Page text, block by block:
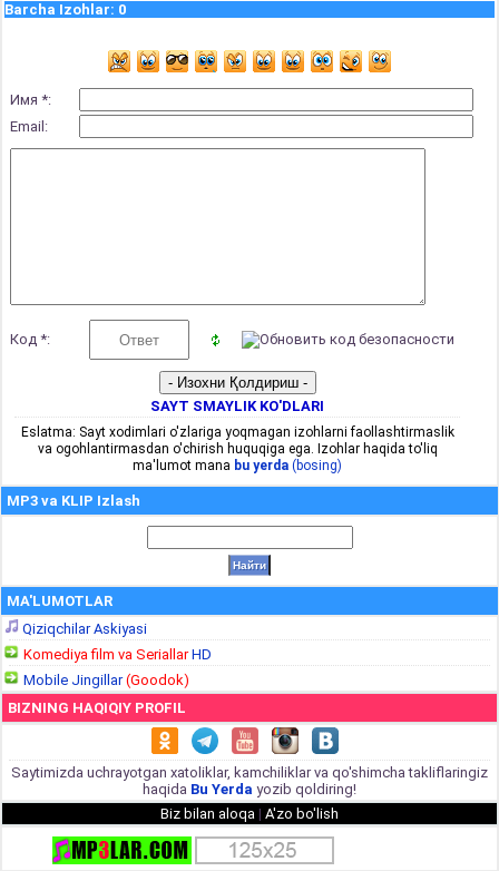
Barcha Izohlar: 0
Имя *:
Email:
Код *:
SAYT SMAYLIK KO'DLARI
Eslatma: Sayt xodimlari o'zlariga yoqmagan izohlarni faollashtirmaslik
va ogohlantirmasdan o'chirish huquqiga ega. Izohlar haqida to'liq
ma'lumot mana bu yerda (bosing)
MP3 va KLIP Izlash
MA'LUMOTLAR
Qiziqchilar Askiyasi
Komediya film va SeriallarHD
Mobile Jingillar(Goodok)
BIZNING HAQIQIY PROFIL
Saytimizda uchrayotgan xatoliklar, kamchiliklar va qo'shimcha takliflaringiz
haqida Bu Yerda yozib qoldiring!
Biz bilan aloqa | A'zo bo'lish